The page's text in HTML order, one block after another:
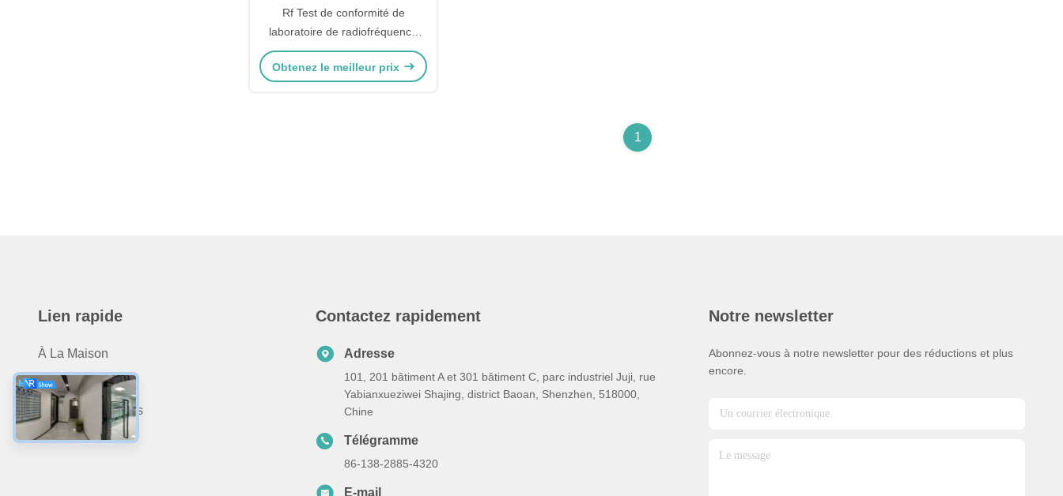
Rf Test de conformité de
laboratoire de radiofréquence
chargeur sans fil walkie-talkie
Bluetooth 2.4G/5GWIFI Wi-Fi6
Obtenez le meilleur prix
1
Lien rapide
À La Maison
Produits
À Propos De Nous
Nous Contacter
Contactez rapidement
Adresse
101, 201 bâtiment A et 301 bâtiment C, parc industriel Juji, rue
Yabianxueziwei Shajing, district Baoan, Shenzhen, 518000,
Chine
Télégramme
86-138-2885-4320
E-mail
Notre newsletter
Abonnez-vous à notre newsletter pour des réductions et plus
encore.